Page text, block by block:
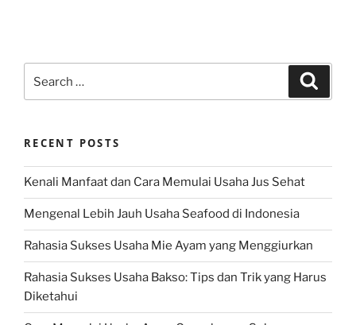
for:
RECENT POSTS
Kenali Manfaat dan Cara Memulai Usaha Jus Sehat
Mengenal Lebih Jauh Usaha Seafood di Indonesia
Rahasia Sukses Usaha Mie Ayam yang Menggiurkan
Rahasia Sukses Usaha Bakso: Tips dan Trik yang Harus
Diketahui